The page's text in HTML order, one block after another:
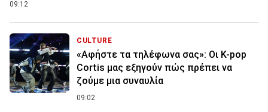
09:12
CULTURE
«Αφήστε τα τηλέφωνα σας»: Οι K-pop
Cortis μας εξηγούν πώς πρέπει να
ζούμε μια συναυλία
09:02